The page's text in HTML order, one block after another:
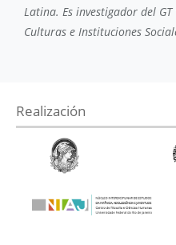
Latina. Es investigador del
Culturas e Instituciones
Realización